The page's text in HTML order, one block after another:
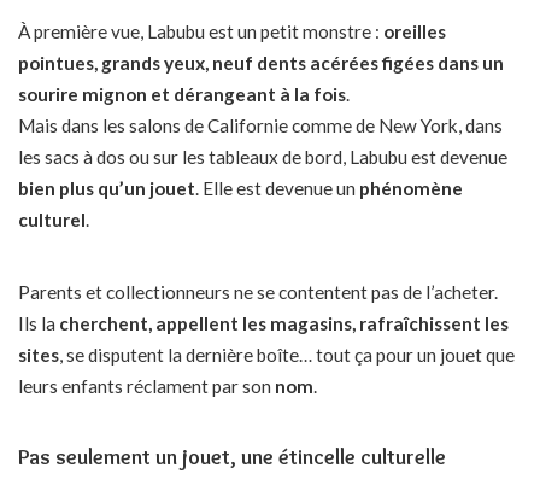
À première vue, Labubu est un petit monstre : oreilles
pointues, grands yeux, neuf dents acérées figées dans un
sourire mignon et dérangeant à la fois.
Mais dans les salons de Californie comme de New York, dans
les sacs à dos ou sur les tableaux de bord, Labubu est devenue
bien plus qu’un jouet. Elle est devenue un phénomène
culturel.
Parents et collectionneurs ne se contentent pas de l’acheter.
Ils la cherchent, appellent les magasins, rafraîchissent les
sites, se disputent la dernière boîte… tout ça pour un jouet que
leurs enfants réclament par son nom.
Pas seulement un jouet, une étincelle culturelle